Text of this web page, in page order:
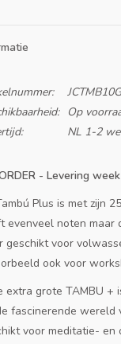
JCTMB10G
Op
NL 1-2
- Levering
Plus is met zijn
evenveel noten maar
geschikt voor
ook voor
extra grote TAMBU
fascinerende wereld
voor meditatie- en